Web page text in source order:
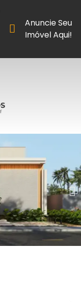
Anuncie Seu
Imóvel Aqui!